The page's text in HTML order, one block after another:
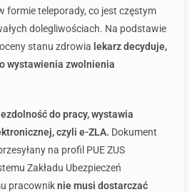
formie teleporady, co jest częstym
dolegliwościach. Na podstawie
stanu zdrowia lekarz decyduje,
wystawienia zwolnienia
do pracy, wystawia
czyli e-ZLA. Dokument
na profil PUE ZUS
Zakładu Ubezpieczeń
pracowniknie musi dostarczać